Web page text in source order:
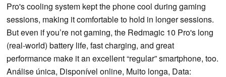
Pro's cooling system kept the phone cool during gaming
sessions, making it comfortable to hold in longer sessions.
But even if you’re not gaming, the Redmagic 10 Pro's long
(real-world) battery life, fast charging, and great
performance make it an excellent “regular” smartphone, too.
Análise única, Disponível online, Muito longa, Data: